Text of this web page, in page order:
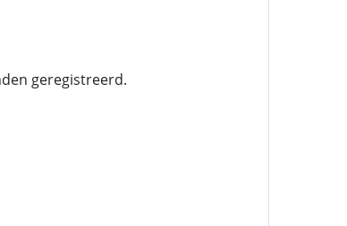
geregistreerd.